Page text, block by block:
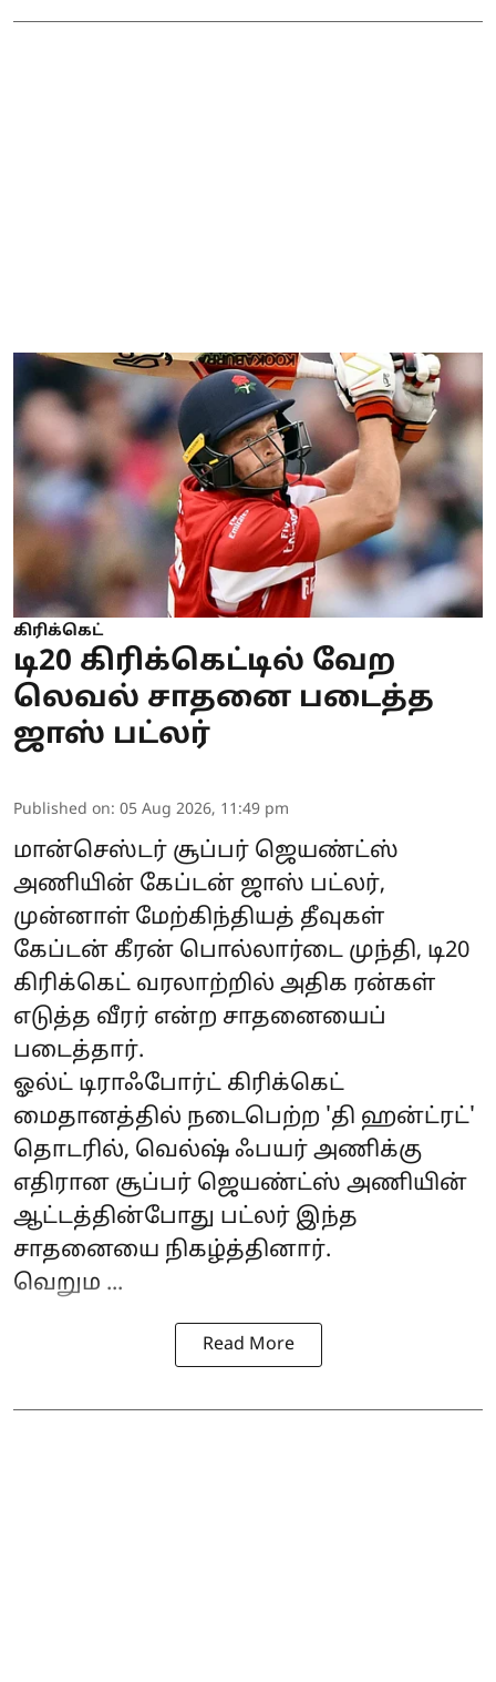
கிரிக்கெட்
டி20 கிரிக்கெட்டில் வேற
லெவல் சாதனை படைத்த
ஜாஸ் பட்லர்
Published on: 05 Aug 2026, 11:49 pm
மான்செஸ்டர் சூப்பர் ஜெயண்ட்ஸ்
அணியின் கேப்டன் ஜாஸ் பட்லர்,
முன்னாள் மேற்கிந்தியத் தீவுகள்
கேப்டன் கீரன் பொல்லார்டை முந்தி, டி20
கிரிக்கெட் வரலாற்றில் அதிக ரன்கள்
எடுத்த வீரர் என்ற சாதனையைப்
படைத்தார்.
ஓல்ட் டிராஃபோர்ட் கிரிக்கெட்
மைதானத்தில் நடைபெற்ற 'தி ஹன்ட்ரட்'
தொடரில், வெல்ஷ் ஃபயர் அணிக்கு
எதிரான சூப்பர் ஜெயண்ட்ஸ் அணியின்
ஆட்டத்தின்போது பட்லர் இந்த
சாதனையை நிகழ்த்தினார்.
வெறும ...
Read More